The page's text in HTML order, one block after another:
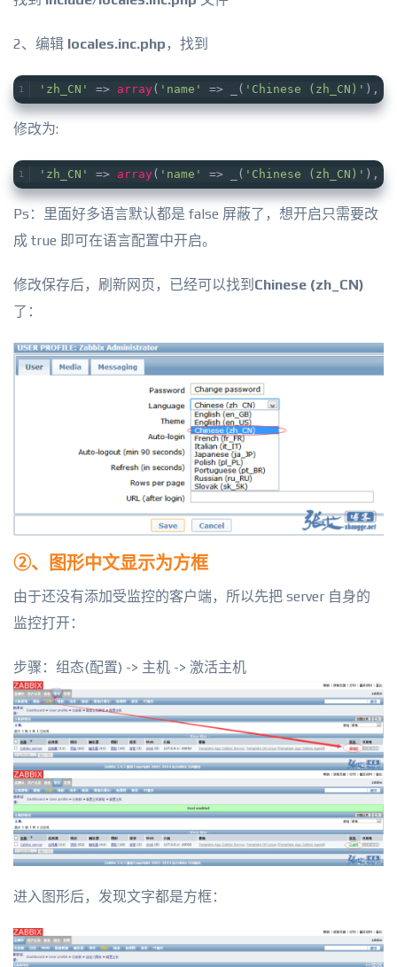
2、编辑 locales.inc.php ，找到
'zh_CN' => array( 'name' => _( 'Chinese (zh_CN)'
修改为:
'zh_CN' => array( 'name' => _( 'Chinese (zh_CN)'
Ps：里面好多语言默认都是 false 屏蔽了，想开启只需要改
成 true 即可在语言配置中开启。
修改保存后，刷新网页，已经可以找到 Chinese (zh_CN)
了：
②、图形中文显示为方框
由于还没有添加受监控的客户端，所以先把 server 自身的
监控打开：
步骤：组态(配置) -> 主机 -> 激活主机
进入图形后，发现文字都是方框：